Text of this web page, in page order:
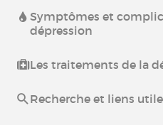
Symptômes et
dépression
Les traitements de la
Recherche et liens